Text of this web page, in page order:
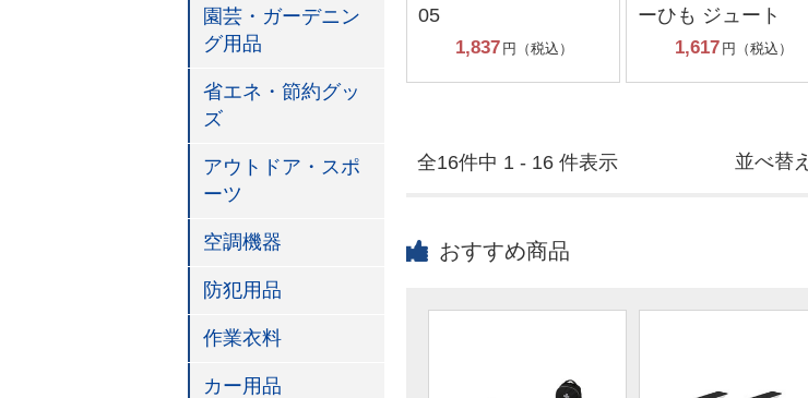
05
1,837 円（税込）
ーひも ジュート
1,617 円（税込）
全16件中 1 - 16 件表示 並べ替え
園芸・ガーデニン
グ用品
省エネ・節約グッ
ズ
アウトドア・スポ
ーツ
空調機器
防犯用品
作業衣料
カー用品
おすすめ商品